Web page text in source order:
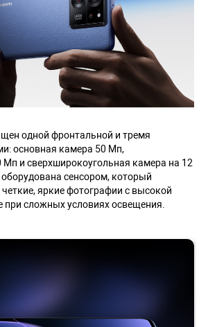
одной фронтальной и тремя
основная камера 50 Мп,
Мп и сверхширокоугольная камера на 12
сенсором, который
яркие фотографии с высокой
при сложных условиях освещения.